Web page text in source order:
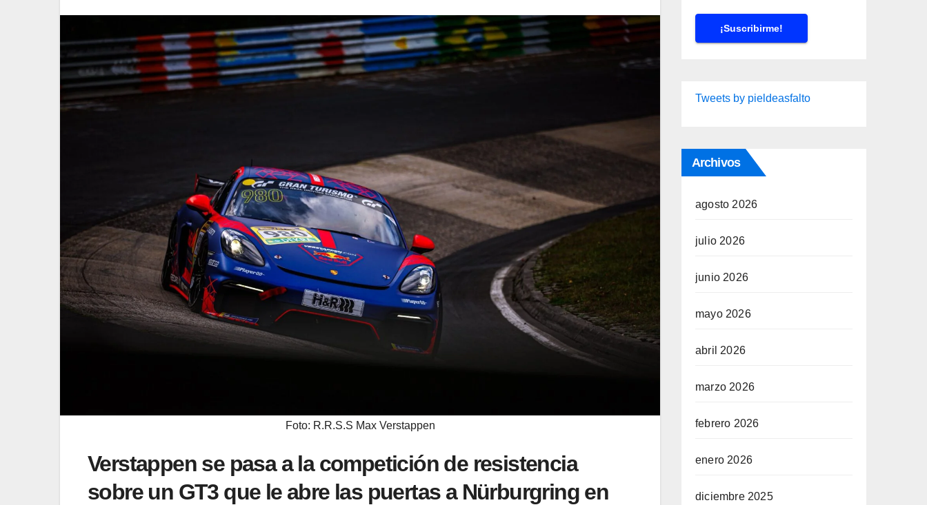
Foto: R.R.S.S Max Verstappen
Verstappen se pasa a la competición de resistencia
sobre un GT3 que le abre las puertas a Nürburgring en
Tweets by pieldeasfalto
Archivos
agosto 2026
julio 2026
junio 2026
mayo 2026
abril 2026
marzo 2026
febrero 2026
enero 2026
diciembre 2025